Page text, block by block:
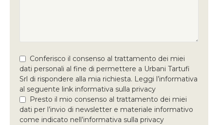
Conferisco il consenso al trattamento dei miei
dati personali al fine di permettere a Urbani Tartufi
Srl di rispondere alla mia richiesta. Leggi l’informativa
al seguente link informativa sulla privacy
Presto il mio consenso al trattamento dei miei
dati per l’invio di newsletter e materiale informativo
come indicato nell’informativa sulla privacy